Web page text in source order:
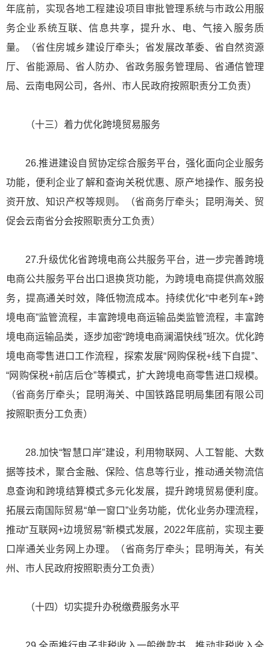
年底前，实现各地工程建设项目审批管理系统与市政公用服
务企业系统互联、信息共享，提升水、电、气接入服务质
量。（省住房城乡建设厅牵头；省发展改革委、省自然资源
厅、省能源局、省人防办、省政务服务管理局、省通信管理
局、云南电网公司，各州、市人民政府按照职责分工负责）
（十三）着力优化跨境贸易服务
26.推进建设自贸协定综合服务平台，强化面向企业服务
功能，便利企业了解和查询关税优惠、原产地操作、服务投
资开放、知识产权等规则。（省商务厅牵头；昆明海关、贸
促会云南省分会按照职责分工负责）
27.升级优化省跨境电商公共服务平台，进一步完善跨境
电商公共服务平台出口退换货功能，为跨境电商提供高效服
务，提高通关时效，降低物流成本。持续优化“中老列车+跨
境电商”监管流程，丰富跨境电商运输品类监管流程，丰富跨
境电商运输品类，逐步加密“跨境电商澜湄快线”班次。优化跨
境电商零售进口工作流程，探索发展“网购保税+线下自提”、
“网购保税+前店后仓”等模式，扩大跨境电商零售进口规模。
（省商务厅牵头；昆明海关、中国铁路昆明局集团有限公司
按照职责分工负责）
28.加快“智慧口岸”建设，利用物联网、人工智能、大数
据等技术，聚合金融、保险、信息等行业，推动通关物流信
息查询和跨境结算模式多元化发展，提升跨境贸易便利度。
拓展云南国际贸易“单一窗口”业务功能，优化业务办理流程，
推动“互联网+边境贸易”新模式发展，2022年底前，实现主要
口岸通关业务网上办理。（省商务厅牵头；昆明海关，有关
州、市人民政府按照职责分工负责）
（十四）切实提升办税缴费服务水平